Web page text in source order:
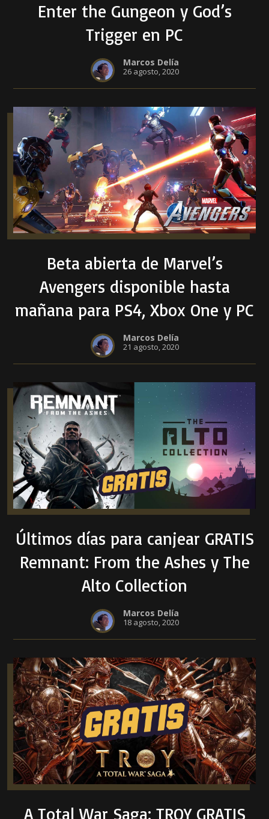
Enter the Gungeon y God’s
Trigger en PC
Marcos Delía
26 agosto, 2020
Beta abierta de Marvel’s
Avengers disponible hasta
mañana para PS4, Xbox One y PC
Marcos Delía
21 agosto, 2020
Últimos días para canjear GRATIS
Remnant: From the Ashes y The
Alto Collection
Marcos Delía
18 agosto, 2020
A Total War Saga: TROY GRATIS